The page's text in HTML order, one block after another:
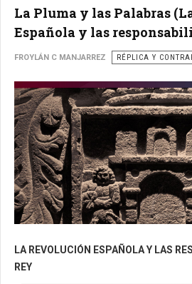
La Pluma y las Palabras
Española y las
FROYLÁN C MANJARREZ RÉPLICA Y
LA REVOLUCIÓN ESPAÑOLA Y LAS
REY